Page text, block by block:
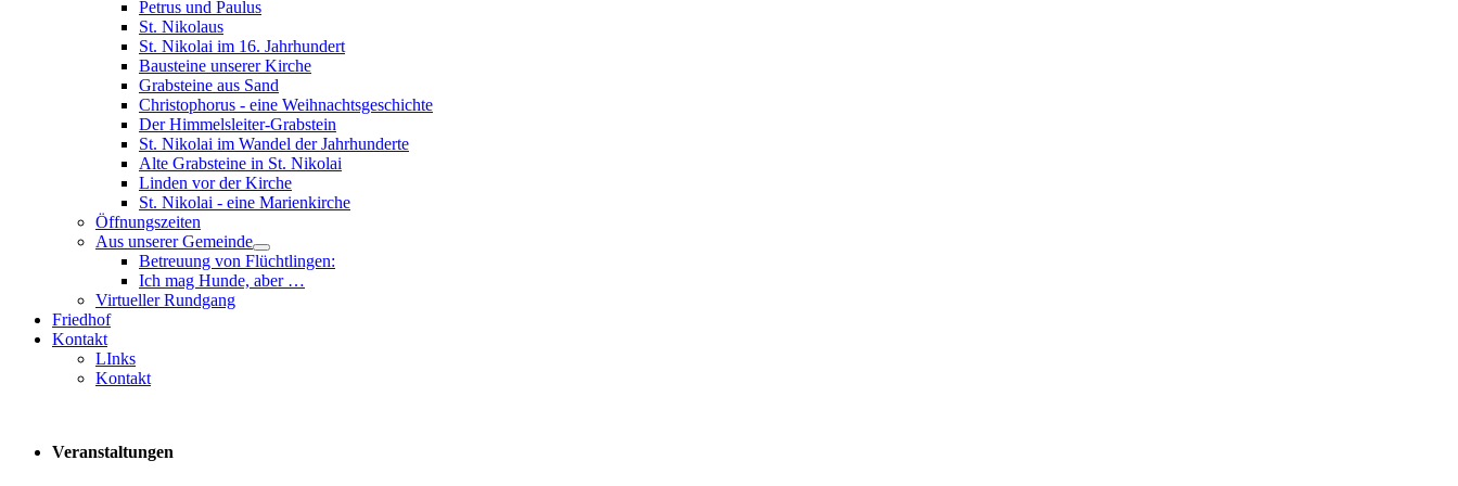
Petrus und Paulus
St. Nikolaus
St. Nikolai im 16. Jahrhundert
Bausteine unserer Kirche
Grabsteine aus Sand
Christophorus - eine Weihnachtsgeschichte
Der Himmelsleiter-Grabstein
St. Nikolai im Wandel der Jahrhunderte
Alte Grabsteine in St. Nikolai
Linden vor der Kirche
St. Nikolai - eine Marienkirche
Öffnungszeiten
Aus unserer Gemeinde
Betreuung von Flüchtlingen:
Ich mag Hunde, aber …
Virtueller Rundgang
Friedhof
Kontakt
LInks
Kontakt
Veranstaltungen